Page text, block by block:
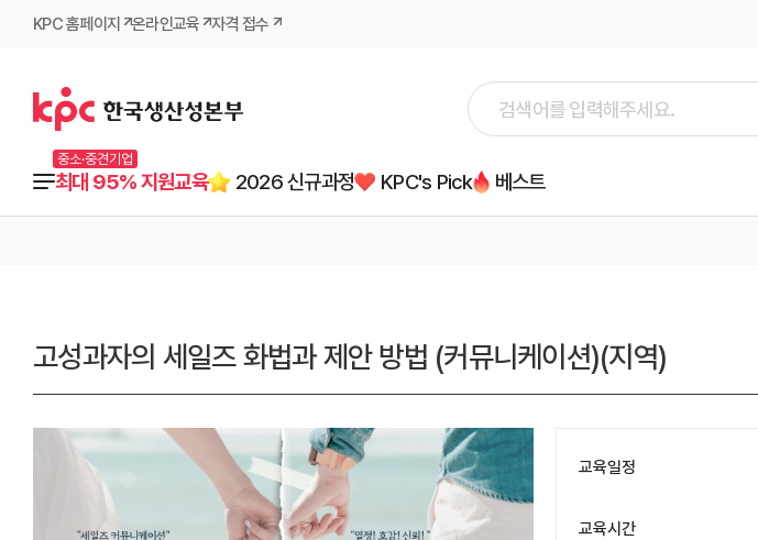
KPC 홈페이지 온라인교육 자격 접수
중소·중견기업
최대 95% 지원교육 2026 신규과정 KPC's Pick 베스트
고성과자의 세일즈 화법과 제안 방법 (커뮤니케이션)(지역)
교육일정
교육시간